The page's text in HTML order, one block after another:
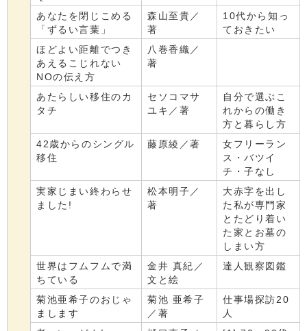
あなたを閉じこめる
「ずるい言葉」
森山至貴／
著
10代から知っ
ておきたい
ほどよい距離でつき
あえるこじれない
NOの伝え方
八巻香織／
著
あたらしい移住のカ
タチ
セソコマサ
ユキ／著
自分で選ぶこ
れからの働き
方と暮らし方
42歳からのシングル
移住
藤原綾／著
女フリーラン
ス・バツイ
チ・子なし
実家じまい終わらせ
ました!
松本明子／
著
大赤字を出し
た私が専門家
とたどり着い
た家とお墓の
しまい方
世界はフムフムで満
ちている
金井 真紀／
文と絵
達人観察図鑑
菊池亜希子のおじゃ
まします
菊池 亜希子
／著
仕事場探訪20
人